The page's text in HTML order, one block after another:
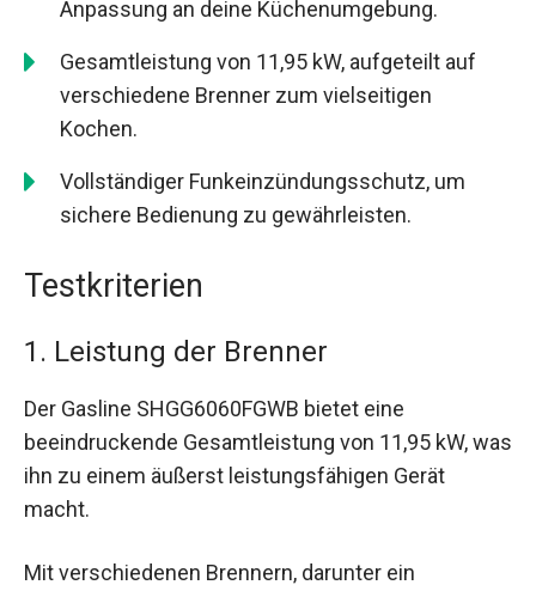
Anpassung an deine Küchenumgebung.
Gesamtleistung von 11,95 kW, aufgeteilt auf
verschiedene Brenner zum vielseitigen
Kochen.
Vollständiger Funkeinzündungsschutz, um
sichere Bedienung zu gewährleisten.
Testkriterien
1. Leistung der Brenner
Der Gasline SHGG6060FGWB bietet eine
beeindruckende Gesamtleistung von 11,95 kW, was
ihn zu einem äußerst leistungsfähigen Gerät
macht.
Mit verschiedenen Brennern, darunter ein